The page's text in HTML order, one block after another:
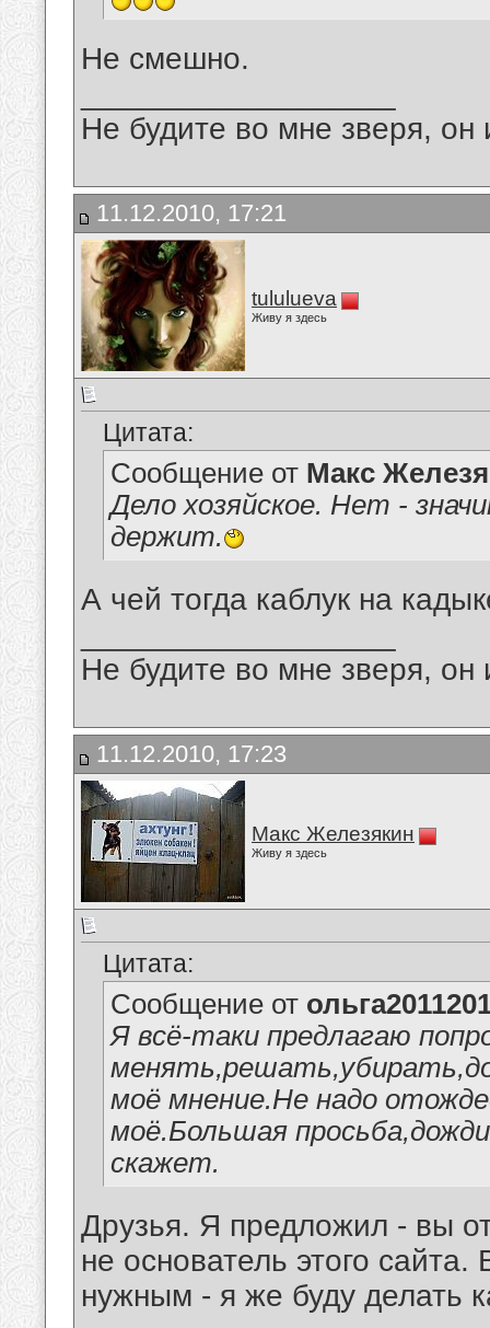
Не смешно.
Не будите во мне зверя, он
11.12.2010, 17:21
tululueva
Живу я здесь
Цитата:
Сообщение от Макс
Дело хозяйское. Нет -
держит.
А чей тогда каблук на
Не будите во мне зверя, он
11.12.2010, 17:23
Макс Железякин
Живу я здесь
Цитата:
Сообщение от
Я всё-таки предлагаю
моё мнение.Не надо
моё.Большая
скажет.
Друзья. Я предложил - вы
не основатель этого
нужным - я же буду делать